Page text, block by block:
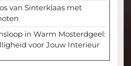
van Sinterklaas met
in Warm Mosterdgeel:
voor Jouw Interieur